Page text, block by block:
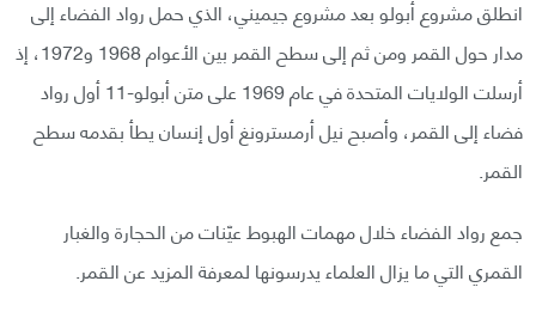
انطلق مشروع أبولو بعد مشروع جيميني، الذي حمل رواد الفضاء إلى
مدار حول القمر ومن ثم إلى سطح القمر بين الأعوام 1968 و1972، إذ
أرسلت الولايات المتحدة في عام 1969 على متن أبولو-11 أول رواد
فضاء إلى القمر، وأصبح نيل أرمسترونغ أول إنسان يطأ بقدمه سطح
القمر.
جمع رواد الفضاء خلال مهمات الهبوط عيّنات من الحجارة والغبار
القمري التي ما يزال العلماء يدرسونها لمعرفة المزيد عن القمر.